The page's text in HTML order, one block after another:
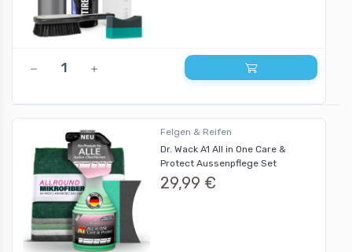
Felgen & Reifen
Dr. Wack A1 All in One Care &
Protect Aussenpflege Set
29,99 €